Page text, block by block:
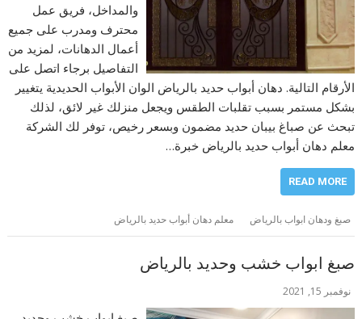
والمداخل، فريق عمل
محترف ومدرب على جميع
أعمال الدهانات، لمزيد من
التفاصيل برجاء اتصل على
الأرقام التالية. دهان أبواب حديد بالرياض الوان الأبواب الحديدية يتغيير
بشكل مستمر بسبب تقلبات الطقس ويجعل منزلك غير لائق، لذلك
تبحث عن صباغ بيبان حديد مضمون وبسعر رخيص، توفر لك الشركة
معلم دهان أبواب حديد بالرياض خبرة…
READ MORE
صبغ ودهان ابواب بالرياض معلم دهان أبواب حديد بالرياض
صبغ ابواب خشب وحديد بالرياض
نوفمبر 15, 2021